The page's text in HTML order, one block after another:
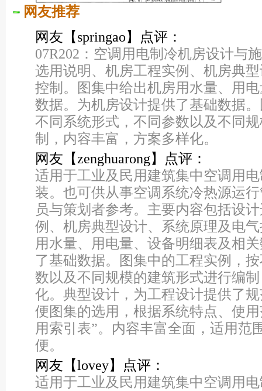
网友推荐
网友【springao】点评：
07R202：空调用电制冷机房设计与
选用说明、机房工程实例、机房典
控制。图集中给出机房用水量、用
数据。为机房设计提供了基础数据
不同系统形式，不同参数以及不同
制，内容丰富，方案多样化。
网友【zenghuarong】点评：
适用于工业及民用建筑集中空调用
装。也可供从事空调系统冷热源运
员与策划者参考。主要内容包括设
例、机房典型设计、系统原理及电
用水量、用电量、设备明细表及相
了基础数据。图集中的工程实例，
数以及不同规模的建筑形式进行编
化。典型设计，为工程设计提供了
便图集的选用，根据系统特点、使
用索引表”。内容丰富全面，适用范
便。
网友【lovey】点评：
适用于工业及民用建筑集中空调用